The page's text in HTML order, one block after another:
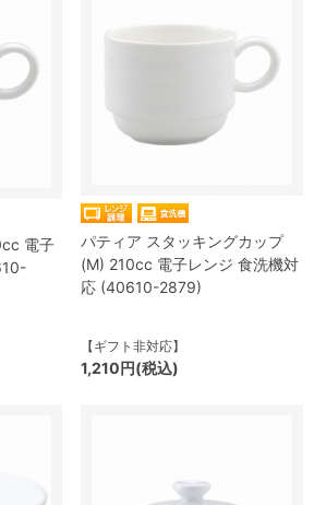
電子
パティア スタッキングカップ
(M) 210cc 電子レンジ 食洗機対
応 (40610-2879)
【ギフト非対応】
1,210円(税込)